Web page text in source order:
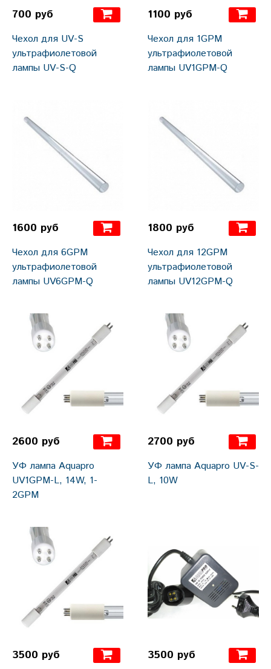
700 руб
Чехол для UV-S
ультрафиолетовой
лампы UV-S-Q
1100 руб
Чехол для 1GPM
ультрафиолетовой
лампы UV1GPM-Q
1600 руб
Чехол для 6GPM
ультрафиолетовой
лампы UV6GPM-Q
1800 руб
Чехол для 12GPM
ультрафиолетовой
лампы UV12GPM-Q
2600 руб
УФ лампа Aquapro
UV1GPM-L, 14W, 1-
2GPM
2700 руб
УФ лампа Aquapro UV-S-
L, 10W
3500 руб 3500 руб